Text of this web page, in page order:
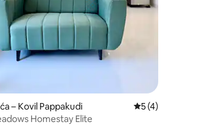
– Kovil Pappakudi Prosječna
5 (4)
Homestay Elite